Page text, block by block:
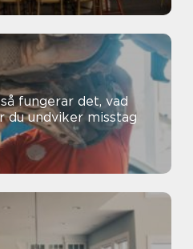
fungerar det, vad
du undviker misstag